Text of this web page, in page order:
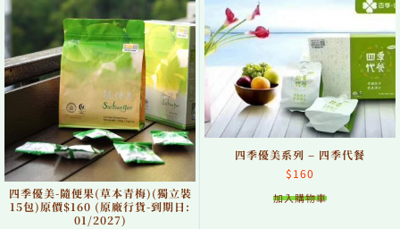
四季優美-隨便果(草本青梅)(獨立裝
15包)原價$160 (原廠行貨-到期日:
01/2027)
價
格：
$160。
價
格：
$125。
四季優美系列 – 四季代餐
$160
加入購物車